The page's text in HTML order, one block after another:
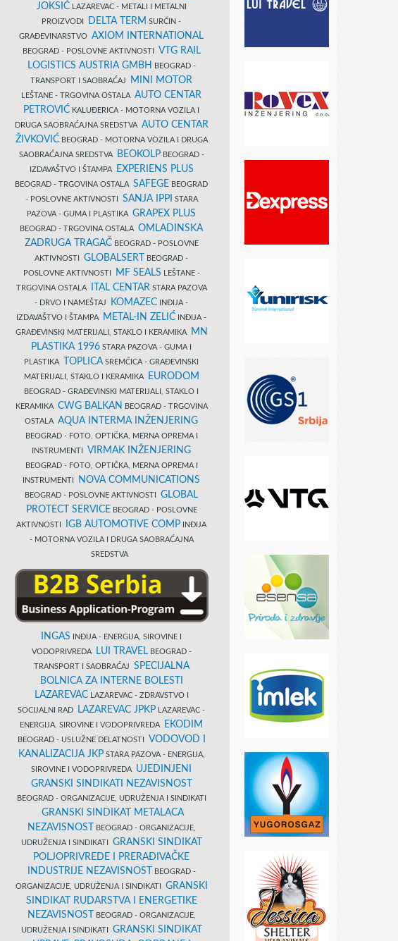
JOKSIĆLAZAREVAC - METALI I METALNI
PROIZVODI
DELTA TERM SURČIN -
GRAĐEVINARSTVO AXIOM INTERNATIONAL
BEOGRAD - POSLOVNE AKTIVNOSTI VTG RAIL
LOGISTICS AUSTRIA GMBH
BEOGRAD -
TRANSPORT I SAOBRAĆAJ
MINI MOTOR
LEŠTANE - TRGOVINA OSTALA AUTO CENTAR
PETROVIĆ KALUĐERICA - MOTORNA VOZILA I
DRUGA SAOBRAĆAJNA SREDSTVA AUTO CENTAR
ŽIVKOVIĆBEOGRAD - MOTORNA VOZILA I DRUGA
SAOBRAĆAJNA SREDSTVA
BEOKOLPBEOGRAD -
IZDAVAŠTVO I ŠTAMPA
EXPERIENS PLUS
BEOGRAD - TRGOVINA OSTALA SAFEGE BEOGRAD
- POSLOVNE AKTIVNOSTI SANJA IPPI
STARA
PAZOVA - GUMA I PLASTIKA GRAPEX PLUS
BEOGRAD - TRGOVINA OSTALA OMLADINSKA
ZADRUGA TRAGAČBEOGRAD - POSLOVNE
AKTIVNOSTI GLOBALSERT
BEOGRAD -
POSLOVNE AKTIVNOSTI
MF SEALS LEŠTANE -
TRGOVINA OSTALA
ITAL CENTAR STARA PAZOVA
- DRVO I NAMEŠTAJ
KOMAZEC INĐIJA -
IZDAVAŠTVO I ŠTAMPA
METAL-IN ZELIĆ INĐIJA -
GRAĐEVINSKI MATERIJALI, STAKLO I KERAMIKA
MN
PLASTIKA 1996 STARA PAZOVA - GUMA I
PLASTIKA
TOPLICA SREMČICA - GRAĐEVINSKI
MATERIJALI, STAKLO I KERAMIKA
EURODOM
BEOGRAD - GRAĐEVINSKI MATERIJALI, STAKLO I
KERAMIKA CWG BALKAN
BEOGRAD - TRGOVINA
OSTALA AQUA INTERMA INŽENJERING
BEOGRAD - FOTO, OPTIČKA, MERNA OPREMA I
INSTRUMENTI VIRMAK INŽENJERING
BEOGRAD - FOTO, OPTIČKA, MERNA OPREMA I
INSTRUMENTI
NOVA COMMUNICATIONS
BEOGRAD - POSLOVNE AKTIVNOSTI GLOBAL
PROTECT SERVICE BEOGRAD - POSLOVNE
AKTIVNOSTI
IGB AUTOMOTIVE COMP INĐIJA
- MOTORNA VOZILA I DRUGA SAOBRAĆAJNA
SREDSTVA
INGAS INĐIJA - ENERGIJA, SIROVINE I
VODOPRIVREDA
LUI TRAVELBEOGRAD -
TRANSPORT I SAOBRAĆAJ SPECIJALNA
BOLNICA ZA INTERNE BOLESTI
LAZAREVACLAZAREVAC - ZDRAVSTVO I
SOCIJALNI RAD
LAZAREVAC JPKP LAZAREVAC -
ENERGIJA, SIROVINE I VODOPRIVREDA
EKODIM
BEOGRAD - USLUŽNE DELATNOSTI VODOVOD I
KANALIZACIJA JKPSTARA PAZOVA - ENERGIJA,
SIROVINE I VODOPRIVREDA UJEDINJENI
GRANSKI SINDIKATI NEZAVISNOST
BEOGRAD - ORGANIZACIJE, UDRUŽENJA I SINDIKATI
GRANSKI SINDIKAT METALACA
NEZAVISNOST
BEOGRAD - ORGANIZACIJE,
UDRUŽENJA I SINDIKATI GRANSKI SINDIKAT
POLJOPRIVREDE I PRERAĐIVAČKE
INDUSTRIJE NEZAVISNOST
BEOGRAD -
ORGANIZACIJE, UDRUŽENJA I SINDIKATI GRANSKI
SINDIKAT RUDARSTVA I ENERGETIKE
NEZAVISNOST
BEOGRAD - ORGANIZACIJE,
UDRUŽENJA I SINDIKATI GRANSKI SINDIKAT